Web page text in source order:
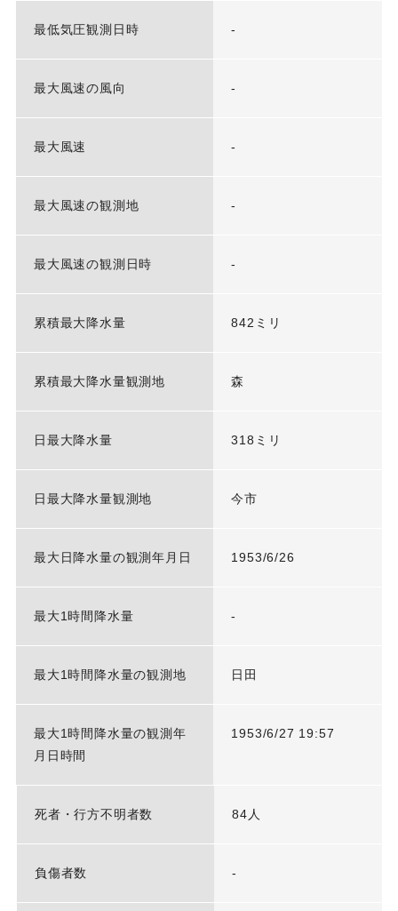
最低気圧観測日時 -
最大風速の風向 -
最大風速 -
最大風速の観測地 -
最大風速の観測日時 -
累積最大降水量 842ミリ
累積最大降水量観測地 森
日最大降水量 318ミリ
日最大降水量観測地 今市
最大日降水量の観測年月日 1953/6/26
最大1時間降水量 -
最大1時間降水量の観測地 日田
最大1時間降水量の観測年
月日時間
1953/6/27 19:57
死者・行方不明者数 84人
負傷者数 -